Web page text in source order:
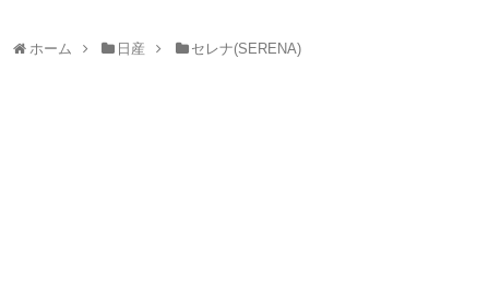
ホーム 日産 セレナ(SERENA)